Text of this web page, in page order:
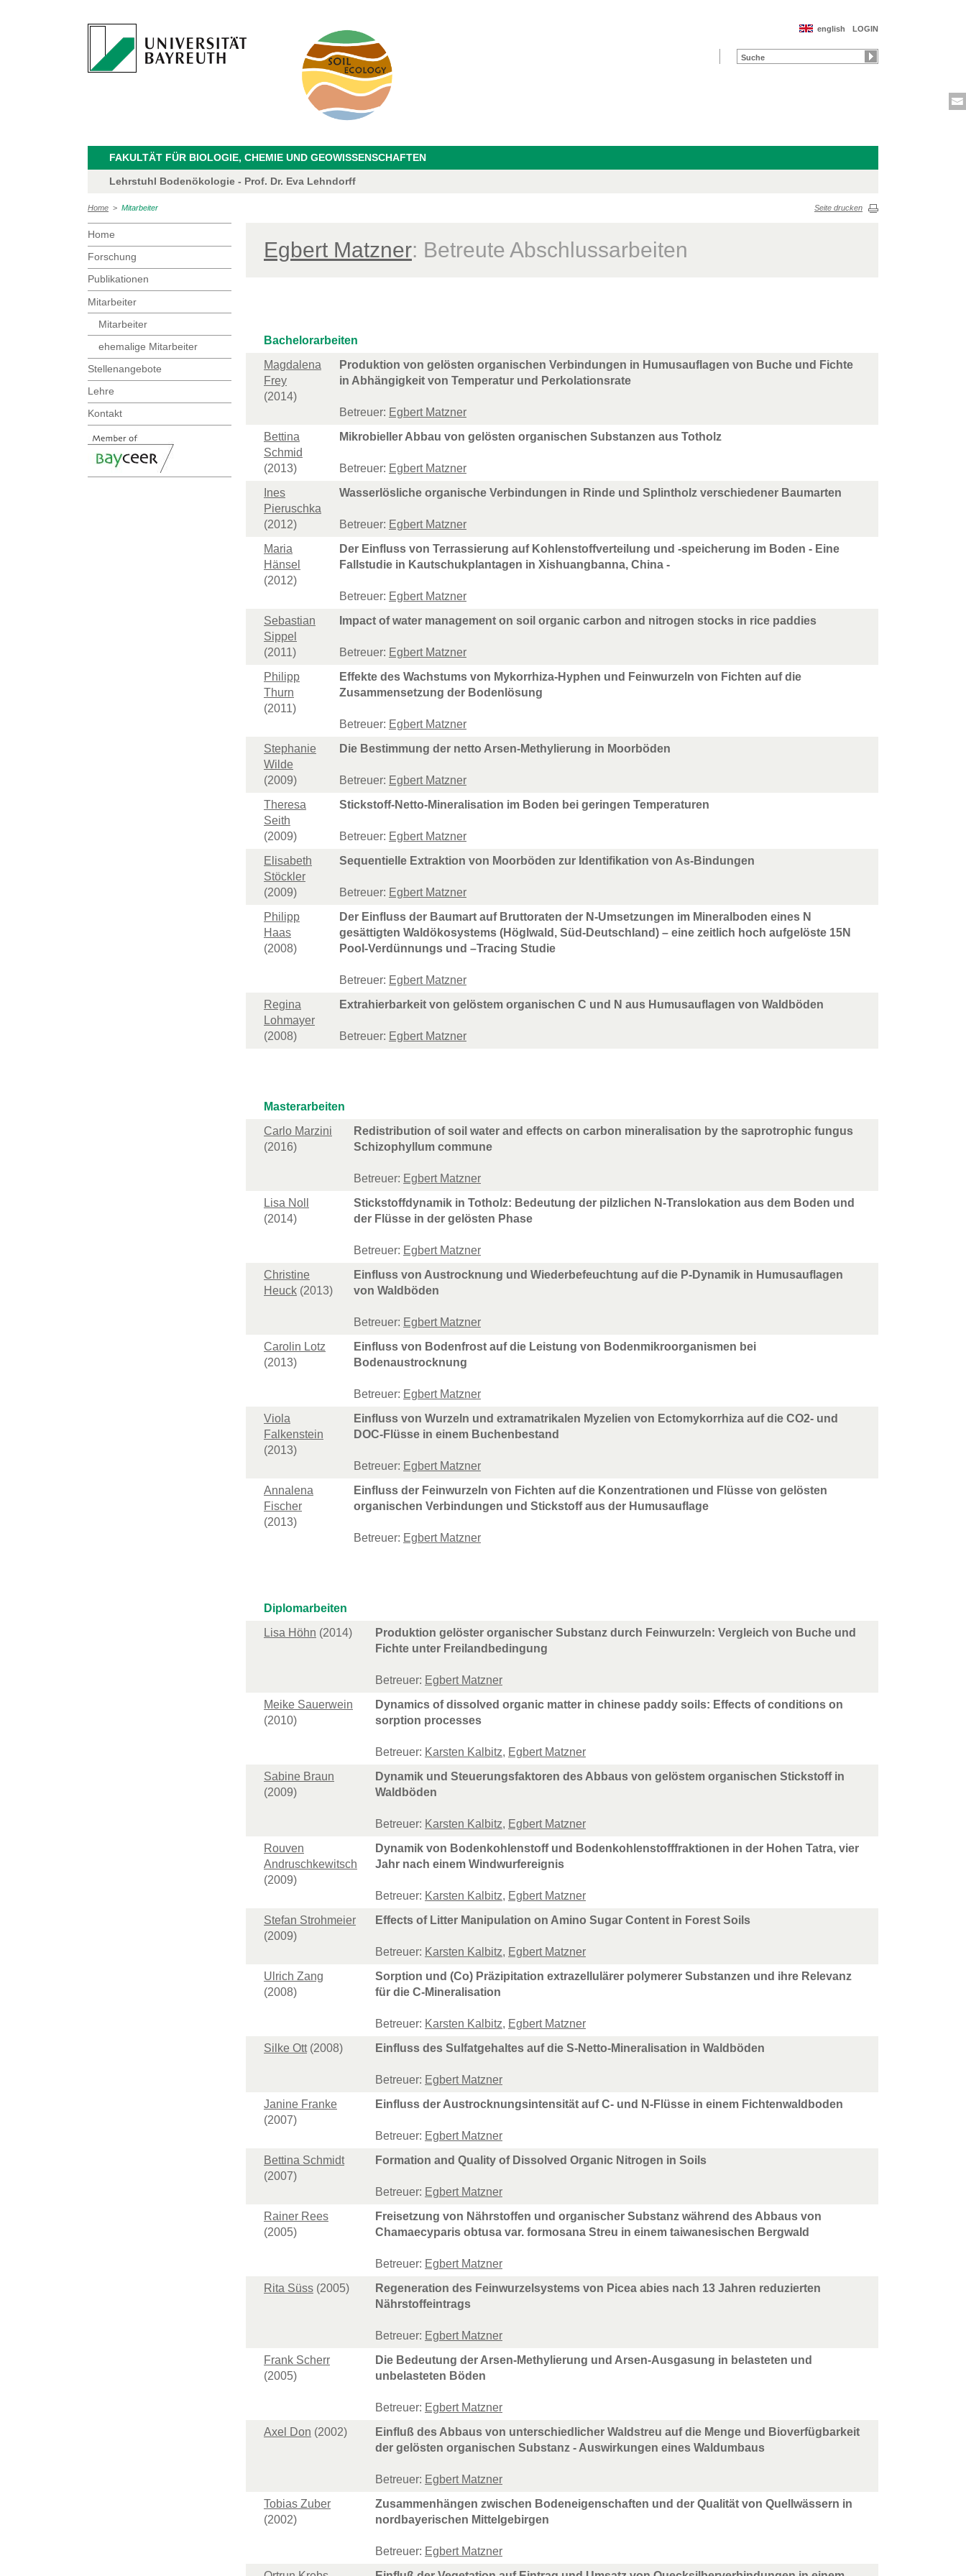
LOGIN
english
FAKULTÄT FÜR BIOLOGIE, CHEMIE UND GEOWISSENSCHAFTEN
Lehrstuhl Bodenökologie - Prof. Dr. Eva Lehndorff
Home > Mitarbeiter Seite drucken
Home
Forschung
Publikationen
Mitarbeiter
Mitarbeiter
ehemalige Mitarbeiter
Stellenangebote
Lehre
Kontakt
Egbert Matzner: Betreute Abschlussarbeiten
Bachelorarbeiten
Magdalena
Frey
(2014)
Produktion von gelösten organischen Verbindungen in Humusauflagen von Buche und Fichte
in Abhängigkeit von Temperatur und Perkolationsrate
Betreuer: Egbert Matzner
Bettina
Schmid
(2013)
Mikrobieller Abbau von gelösten organischen Substanzen aus Totholz
Betreuer: Egbert Matzner
Ines
Pieruschka
(2012)
Wasserlösliche organische Verbindungen in Rinde und Splintholz verschiedener Baumarten
Betreuer: Egbert Matzner
Maria
Hänsel
(2012)
Der Einfluss von Terrassierung auf Kohlenstoffverteilung und -speicherung im Boden - Eine
Fallstudie in Kautschukplantagen in Xishuangbanna, China -
Betreuer: Egbert Matzner
Sebastian
Sippel
(2011)
Impact of water management on soil organic carbon and nitrogen stocks in rice paddies
Betreuer: Egbert Matzner
Philipp
Thurn
(2011)
Effekte des Wachstums von Mykorrhiza-Hyphen und Feinwurzeln von Fichten auf die
Zusammensetzung der Bodenlösung
Betreuer: Egbert Matzner
Stephanie
Wilde
(2009)
Die Bestimmung der netto Arsen-Methylierung in Moorböden
Betreuer: Egbert Matzner
Theresa
Seith
(2009)
Stickstoff-Netto-Mineralisation im Boden bei geringen Temperaturen
Betreuer: Egbert Matzner
Elisabeth
Stöckler
(2009)
Sequentielle Extraktion von Moorböden zur Identifikation von As-Bindungen
Betreuer: Egbert Matzner
Philipp
Haas
(2008)
Der Einfluss der Baumart auf Bruttoraten der N-Umsetzungen im Mineralboden eines N
gesättigten Waldökosystems (Höglwald, Süd-Deutschland) – eine zeitlich hoch aufgelöste 15N
Pool-Verdünnungs und –Tracing Studie
Betreuer: Egbert Matzner
Regina
Lohmayer
(2008)
Extrahierbarkeit von gelöstem organischen C und N aus Humusauflagen von Waldböden
Betreuer: Egbert Matzner
Masterarbeiten
Carlo Marzini
(2016)
Redistribution of soil water and effects on carbon mineralisation by the saprotrophic fungus
Schizophyllum commune
Betreuer: Egbert Matzner
Lisa Noll
(2014)
Stickstoffdynamik in Totholz: Bedeutung der pilzlichen N-Translokation aus dem Boden und
der Flüsse in der gelösten Phase
Betreuer: Egbert Matzner
Christine
Heuck (2013)
Einfluss von Austrocknung und Wiederbefeuchtung auf die P-Dynamik in Humusauflagen
von Waldböden
Betreuer: Egbert Matzner
Carolin Lotz
(2013)
Einfluss von Bodenfrost auf die Leistung von Bodenmikroorganismen bei
Bodenaustrocknung
Betreuer: Egbert Matzner
Viola
Falkenstein
(2013)
Einfluss von Wurzeln und extramatrikalen Myzelien von Ectomykorrhiza auf die CO2- und
DOC-Flüsse in einem Buchenbestand
Betreuer: Egbert Matzner
Annalena
Fischer
(2013)
Einfluss der Feinwurzeln von Fichten auf die Konzentrationen und Flüsse von gelösten
organischen Verbindungen und Stickstoff aus der Humusauflage
Betreuer: Egbert Matzner
Diplomarbeiten
Lisa Höhn (2014)
Produktion gelöster organischer Substanz durch Feinwurzeln: Vergleich von Buche und
Fichte unter Freilandbedingung
Betreuer: Egbert Matzner
Meike Sauerwein
(2010)
Dynamics of dissolved organic matter in chinese paddy soils: Effects of conditions on
sorption processes
Betreuer: Karsten Kalbitz, Egbert Matzner
Sabine Braun
(2009)
Dynamik und Steuerungsfaktoren des Abbaus von gelöstem organischen Stickstoff in
Waldböden
Betreuer: Karsten Kalbitz, Egbert Matzner
Rouven
Andruschkewitsch
(2009)
Dynamik von Bodenkohlenstoff und Bodenkohlenstofffraktionen in der Hohen Tatra, vier
Jahr nach einem Windwurfereignis
Betreuer: Karsten Kalbitz, Egbert Matzner
Stefan Strohmeier
(2009)
Effects of Litter Manipulation on Amino Sugar Content in Forest Soils
Betreuer: Karsten Kalbitz, Egbert Matzner
Ulrich Zang
(2008)
Sorption und (Co) Präzipitation extrazellulärer polymerer Substanzen und ihre Relevanz
für die C-Mineralisation
Betreuer: Karsten Kalbitz, Egbert Matzner
Silke Ott(2008) Einfluss des Sulfatgehaltes auf die S-Netto-Mineralisation in Waldböden
Betreuer: Egbert Matzner
Janine Franke
(2007)
Einfluss der Austrocknungsintensität auf C- und N-Flüsse in einem Fichtenwaldboden
Betreuer: Egbert Matzner
Bettina Schmidt
(2007)
Formation and Quality of Dissolved Organic Nitrogen in Soils
Betreuer: Egbert Matzner
Rainer Rees
(2005)
Freisetzung von Nährstoffen und organischer Substanz während des Abbaus von
Chamaecyparis obtusa var. formosana Streu in einem taiwanesischen Bergwald
Betreuer: Egbert Matzner
Rita Süss (2005)
Regeneration des Feinwurzelsystems von Picea abies nach 13 Jahren reduzierten
Nährstoffeintrags
Betreuer: Egbert Matzner
Frank Scherr
(2005)
Die Bedeutung der Arsen-Methylierung und Arsen-Ausgasung in belasteten und
unbelasteten Böden
Betreuer: Egbert Matzner
Axel Don (2002)
Einfluß des Abbaus von unterschiedlicher Waldstreu auf die Menge und Bioverfügbarkeit
der gelösten organischen Substanz - Auswirkungen eines Waldumbaus
Betreuer: Egbert Matzner
Tobias Zuber
(2002)
Zusammenhängen zwischen Bodeneigenschaften und der Qualität von Quellwässern in
nordbayerischen Mittelgebirgen
Betreuer: Egbert Matzner